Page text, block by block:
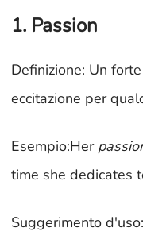
1. Passion
Definizione: Un
eccitazione per
Esempio:Her
time she dedicates
Suggerimento